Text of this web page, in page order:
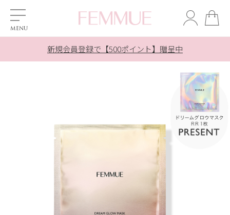
夏季休業の配送とお問合せ対応について ＞
対象商品ご購入でシートマスク1枚プレゼント ＞
新規会員登録で【500ポイント】贈呈中
LINE友だち追加で10％OFF！ ＞
夏季休業の配送とお問合せ対応について ＞
対象商品ご購入でシートマスク1枚プレゼント ＞